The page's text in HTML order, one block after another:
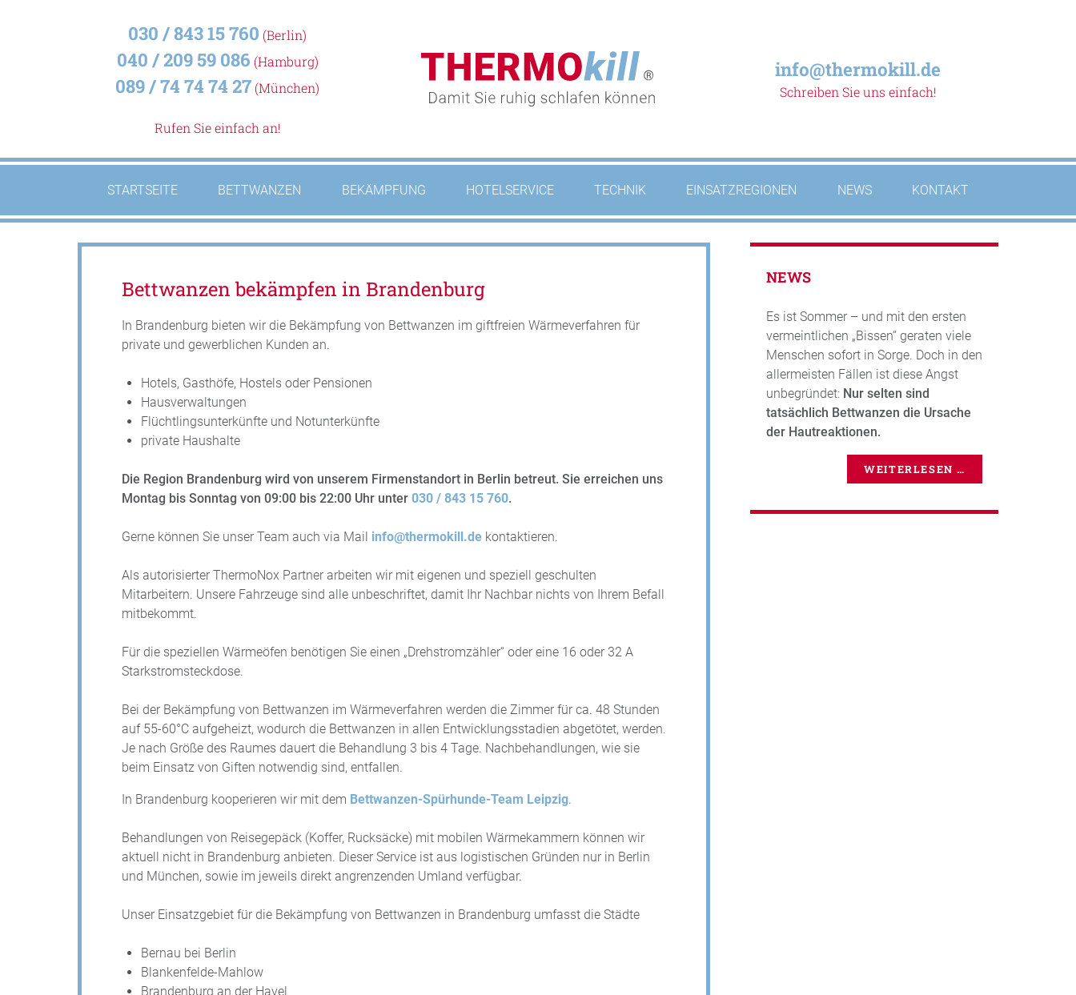
030 / 843 15 760 (Berlin)
040 / 209 59 086 (Hamburg)
089 / 74 74 74 27(München)
Rufen Sie einfach an!
info@thermokill.de
Schreiben Sie uns einfach!
STARTSEITE BETTWANZEN BEKÄMPFUNG HOTELSERVICE TECHNIK EINSATZREGIONEN NEWS KONTAKT
Bettwanzen bekämpfen in Brandenburg
In Brandenburg bieten wir die Bekämpfung von Bettwanzen im giftfreien Wärmeverfahren für
private und gewerblichen Kunden an.
Hotels, Gasthöfe, Hostels oder Pensionen
Hausverwaltungen
Flüchtlingsunterkünfte und Notunterkünfte
private Haushalte
Die Region Brandenburg wird von unserem Firmenstandort in Berlin betreut. Sie erreichen uns
Montag bis Sonntag von 09:00 bis 22:00 Uhr unter 030 / 843 15 760.
Gerne können Sie unser Team auch via Mail info@thermokill.de kontaktieren.
Als autorisierter ThermoNox Partner arbeiten wir mit eigenen und speziell geschulten
Mitarbeitern. Unsere Fahrzeuge sind alle unbeschriftet, damit Ihr Nachbar nichts von Ihrem Befall
mitbekommt.
Für die speziellen Wärmeöfen benötigen Sie einen „Drehstromzähler“ oder eine 16 oder 32 A
Starkstromsteckdose.
Bei der Bekämpfung von Bettwanzen im Wärmeverfahren werden die Zimmer für ca. 48 Stunden
auf 55-60°C aufgeheizt, wodurch die Bettwanzen in allen Entwicklungsstadien abgetötet, werden.
Je nach Größe des Raumes dauert die Behandlung 3 bis 4 Tage. Nachbehandlungen, wie sie
beim Einsatz von Giften notwendig sind, entfallen.
In Brandenburg kooperieren wir mit dem Bettwanzen-Spürhunde-Team Leipzig.
Behandlungen von Reisegepäck (Koffer, Rucksäcke) mit mobilen Wärmekammern können wir
aktuell nicht in Brandenburg anbieten. Dieser Service ist aus logistischen Gründen nur in Berlin
und München, sowie im jeweils direkt angrenzenden Umland verfügbar.
Unser Einsatzgebiet für die Bekämpfung von Bettwanzen in Brandenburg umfasst die Städte
Bernau bei Berlin
Blankenfelde-Mahlow
Brandenburg an der Havel
NEWS
Es ist Sommer – und mit den ersten
vermeintlichen „Bissen“ geraten viele
Menschen sofort in Sorge. Doch in den
allermeisten Fällen ist diese Angst
unbegründet: Nur selten sind
tatsächlich Bettwanzen die Ursache
der Hautreaktionen.
WEITERLESEN …